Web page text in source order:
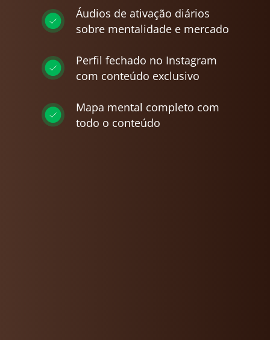
Áudios de ativação diários
sobre mentalidade e mercado
Perfil fechado no Instagram
com conteúdo exclusivo
Mapa mental completo com
todo o conteúdo